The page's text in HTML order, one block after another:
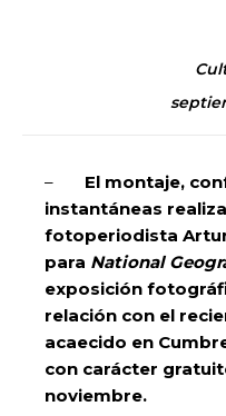
– El montaje,
instantáneas
fotoperiodista
para National
exposición
relación con el
acaecido en
con carácter
noviembre.